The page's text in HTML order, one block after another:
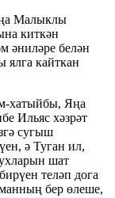
Малыклы
киткән
әниләре белән
кайткан
хатыйбы, Яңа
Ильяс хәзрәт
сугыш
ә Туган ил,
шат
теләп дога
бер өлеше,